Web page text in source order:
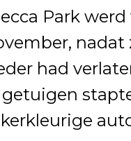
Park
nadat
had